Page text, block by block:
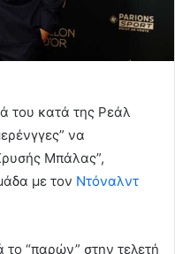
του κατά της Ρεάλ
να
Μπάλας”,
με τον Ντόναλντ
“παρών” στην τελετή